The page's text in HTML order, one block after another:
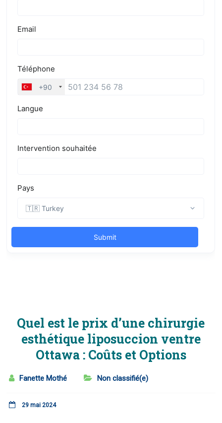
Quel est le prix d’une chirurgie
esthétique liposuccion ventre
Ottawa : Coûts et Options
Fanette Mothé Non classifié(e)
29 mai 2024